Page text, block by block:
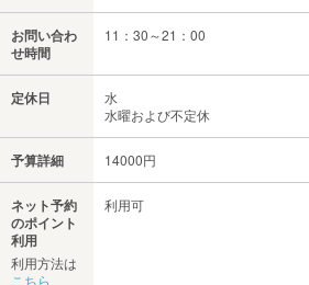
お問い合わ
せ時間
11：30～21：00
定休日
水
水曜および不定休
予算詳細 14000円
ネット予約
のポイント
利用
利用方法は
こちら
利用可